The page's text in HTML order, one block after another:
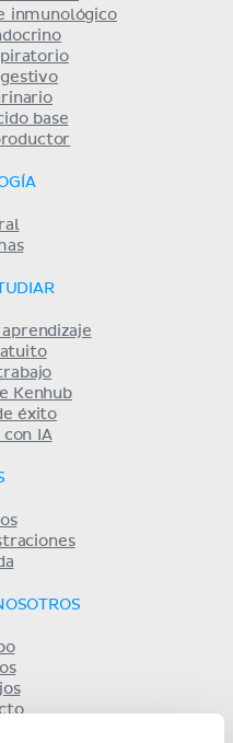
inmunológico
base
Kenhub
éxito
IA